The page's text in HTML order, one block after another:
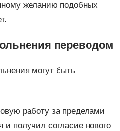
желанию подобных
переводом
могут быть
работу за пределами
и получил согласие нового